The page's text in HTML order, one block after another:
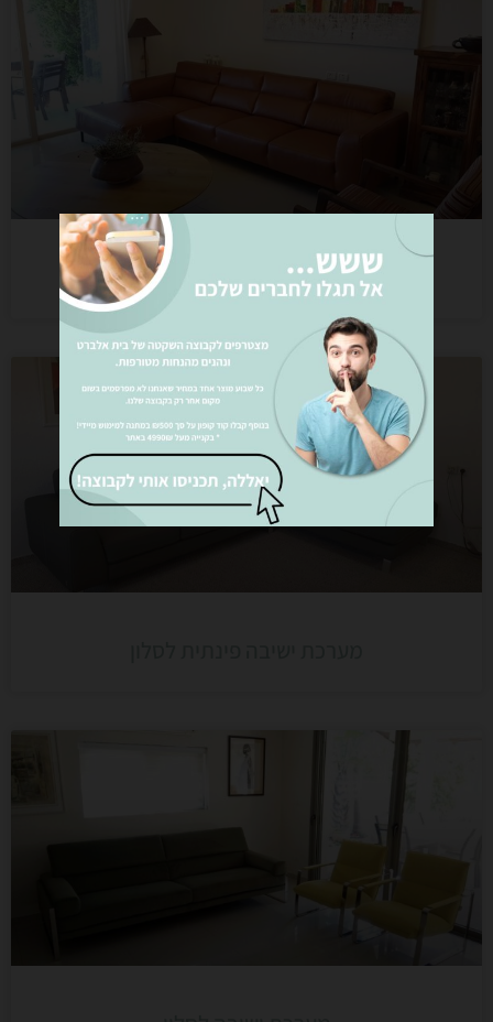
ספת עור איטלקי עם שזלונג